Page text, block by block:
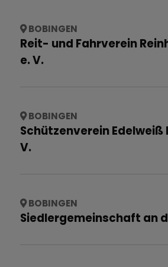
BOBINGEN
Reit- und Fahrverein
e. V.
BOBINGEN
Schützenverein Edelweiß
V.
BOBINGEN
Siedlergemeinschaft an